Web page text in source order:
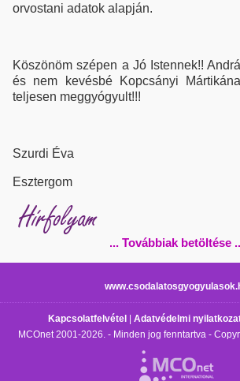
orvostani adatok alapján.
Köszönöm szépen a Jó Istennek!!
és nem kevésbé Kopcsányi
teljesen meggyógyult!!!
Szurdi Éva
Esztergom
Hírfolyam
... Továbbiak betöltése
Kapcsolatfelvétel | Adatvédelmi
MCOnet 2001-2026. - Minden jog fenntartva -